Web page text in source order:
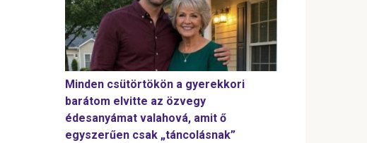
Minden csütörtökön a gyerekkori
barátom elvitte az özvegy
édesanyámat valahová, amit ő
egyszerűen csak „táncolásnak”